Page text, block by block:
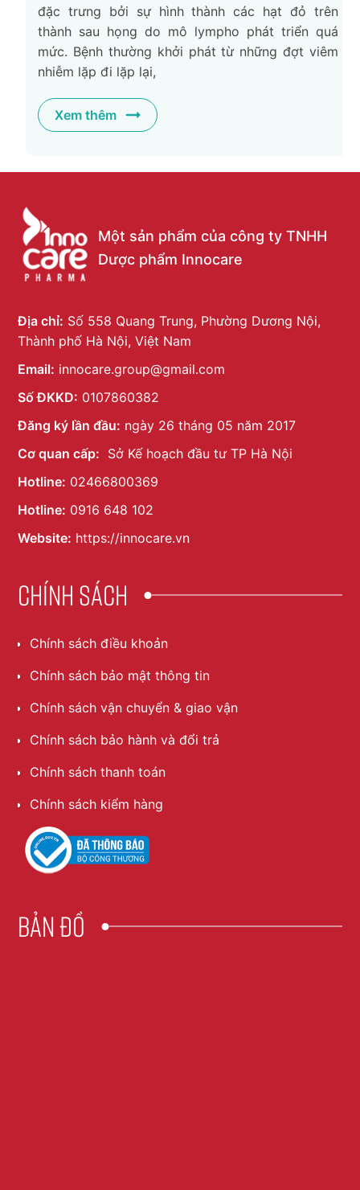
đặc trưng bởi sự hình thành các hạt đỏ trên
thành sau họng do mô lympho phát triển quá
mức. Bệnh thường khởi phát từ những đợt viêm
nhiễm lặp đi lặp lại,
Xem thêm
Một sản phẩm của công ty TNHH
Dược phẩm Innocare
Địa chỉ: Số 558 Quang Trung, Phường Dương Nội,
Thành phố Hà Nội, Việt Nam
Email: innocare.group@gmail.com
Số ĐKKD: 0107860382
Đăng ký lần đầu: ngày 26 tháng 05 năm 2017
Cơ quan cấp: Sở Kế hoạch đầu tư TP Hà Nội
Hotline: 02466800369
Hotline: 0916 648 102
Website: https://innocare.vn
Chính sách
Chính sách điều khoản
Chính sách bảo mật thông tin
Chính sách vận chuyển & giao vận
Chính sách bảo hành và đổi trả
Chính sách thanh toán
Chính sách kiểm hàng
Bản đồ